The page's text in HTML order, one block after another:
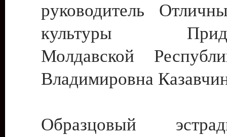
руководитель
культуры
Молдавской
Владимировна
Образцовый